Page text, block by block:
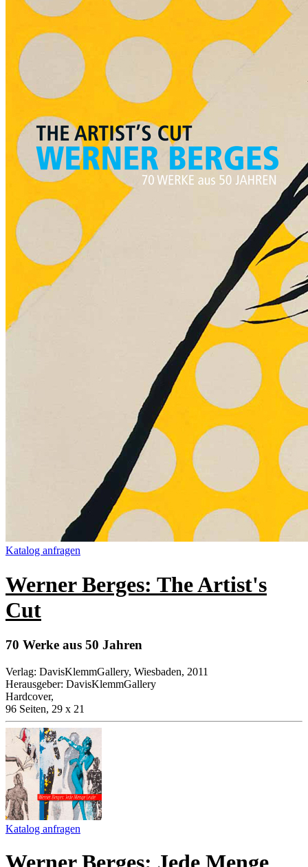
Katalog anfragen
Werner Berges: The Artist's
Cut
70 Werke aus 50 Jahren
Verlag: DavisKlemmGallery, Wiesbaden, 2011
Herausgeber: DavisKlemmGallery
Hardcover,
96 Seiten, 29 x 21
Katalog anfragen